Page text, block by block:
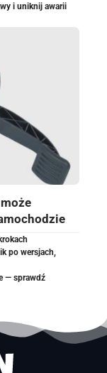
i uniknij awarii
po wersjach,
— sprawdź